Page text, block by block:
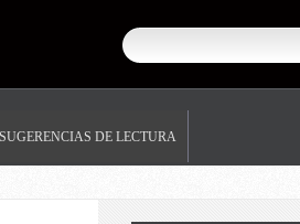
SUGERENCIAS DE LECTURA